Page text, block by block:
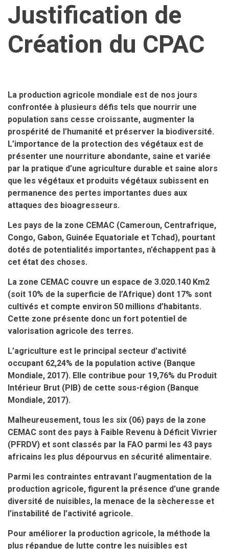
Justification de
Création du CPAC
La production agricole mondiale est de nos jours
confrontée à plusieurs défis tels que nourrir une
population sans cesse croissante, augmenter la
prospérité de l’humanité et préserver la biodiversité.
L’importance de la protection des végétaux est de
présenter une nourriture abondante, saine et variée
par la pratique d’une agriculture durable et saine alors
que les végétaux et produits végétaux subissent en
permanence des pertes importantes dues aux
attaques des bioagresseurs.
Les pays de la zone CEMAC (Cameroun, Centrafrique,
Congo, Gabon, Guinée Equatoriale et Tchad), pourtant
dotés de potentialités importantes, n’échappent pas à
cet état des choses.
La zone CEMAC couvre un espace de 3.020.140 Km2
(soit 10% de la superficie de l’Afrique) dont 17% sont
cultivés et compte environ 50 millions d’habitants.
Cette zone présente donc un fort potentiel de
valorisation agricole des terres.
L’agriculture est le principal secteur d’activité
occupant 62,24% de la population active (Banque
Mondiale, 2017). Elle contribue pour 19,76% du Produit
Intérieur Brut (PIB) de cette sous-région (Banque
Mondiale, 2017).
Malheureusement, tous les six (06) pays de la zone
CEMAC sont des pays à Faible Revenu à Déficit Vivrier
(PFRDV) et sont classés par la FAO parmi les 43 pays
africains les plus dépourvus en sécurité alimentaire.
Parmi les contraintes entravant l’augmentation de la
production agricole, figurent la présence d’une grande
diversité de nuisibles, la menace de la sècheresse et
l’instabilité de l’activité agricole.
Pour améliorer la production agricole, la méthode la
plus répandue de lutte contre les nuisibles est